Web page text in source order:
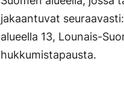
jakaantuvat
alueella 13, Lounais-
hukkumistapausta.